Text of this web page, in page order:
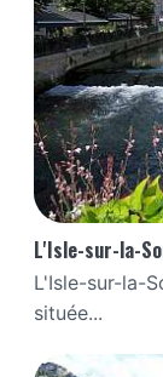
L'Isle-sur-la-
L'Isle-sur-la-
située...